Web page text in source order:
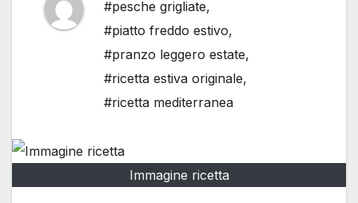
#pesche grigliate,
#piatto freddo estivo,
#pranzo leggero estate,
#ricetta estiva originale,
#ricetta mediterranea
Immagine ricetta